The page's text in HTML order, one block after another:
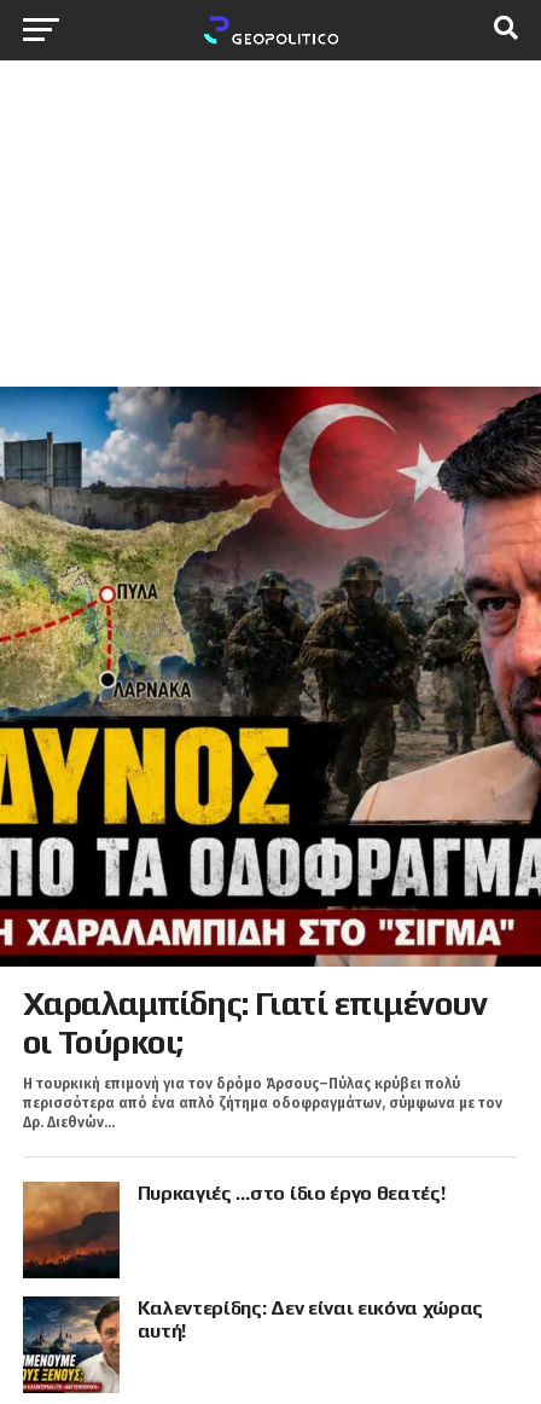
Χαραλαμπίδης: Γιατί επιμένουν
οι Τούρκοι;
Η τουρκική επιμονή για τον δρόμο Άρσους–Πύλας κρύβει πολύ
περισσότερα από ένα απλό ζήτημα οδοφραγμάτων, σύμφωνα με τον
Δρ. Διεθνών...
Πυρκαγιές …στο ίδιο έργο θεατές!
Καλεντερίδης: Δεν είναι εικόνα χώρας
αυτή!